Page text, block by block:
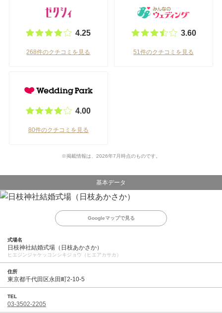
4.25
268件のクチコミを見る
3.60
51件のクチコミを見る
4.00
80件のクチコミを見る
※掲載情報は、2026年7月時点のものです。
基本データ
Googleマップで見る
式場名
日枝神社結婚式場（日枝あかさか）
ヒエジンジャケッコンシキジョウ（ヒエアカサカ）
住所
東京都千代田区永田町2-10-5
TEL
03-3502-2205